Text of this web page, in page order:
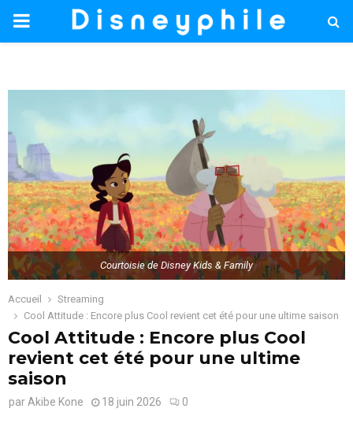
PRIMARY
Courtoisie de Disney Kids & Family
Accueil
Streaming
Cool Attitude : Encore plus Cool revient cet été pour une ultime saison
Cool Attitude : Encore plus Cool
revient cet été pour une ultime
saison
par Akibe Kone 18 juin 2026 0